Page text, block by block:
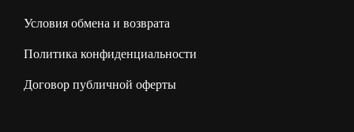
Условия обмена и возврата
Политика конфиденциальности
Договор публичной оферты